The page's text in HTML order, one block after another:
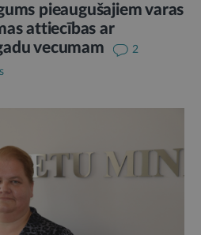
pieaugušajiem varas
attiecības ar
vecumam
2